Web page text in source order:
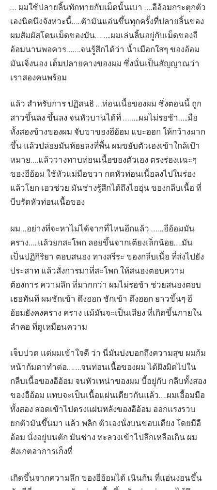
… ผมใช้ปลายลิ้นทักทายกับเม็ดนั้นเบา ….อีอ้อมกระตุกตัว
เองนิดนึงจังหวะนี้…..ตัวมันแอ่นขึ้นทุกครั้งที่ปลายลิ้นของ
ผมสัมผัสโดนเม็ดของมัน……..ผมเล่นลิ้นอยู่กับเม็ดของอี
อ้อมนานพอควร…….จนรู้สึกได้ว่า น้ำเมือกใสๆ ของอ้อม
มันเจิ่งนอง เต็มปลายคางของผม ซึ่งนั่นเป็นสัญญาณว่า
เราสองคนพร้อม
แล้ว สำหรับการ ปฏิสนธิ …ท่อนเนื้อของผม ซึ่งตอนนี้ ถูก
สาวขึ้นลง ขึ้นลง จนหัวบานได้ที่ ……..ผมไม่รอช้า…..มือ
ทั้งสองข้างของผม จับขาของอีอ้อม แบะออก ให้กว้างมาก
ขึ้น แล้วปล่อยมันห้อยลงที่พื้น ผมขยับตัวเองเข้าใกล้เป้า
หมาย….แล้ววางทาบท่อนเนื้อของตัวเอง ตรงร่องแฉะๆ
ของอีอ้อม ใช้หัวแม่มือขวา กดหัวท่อนเนื้อลงไปในร่อง
แล้วโยก เอวช่วย มันช่างรู้สึกได้ถึงไออุ่น ของกลีบเนื้อ ที่
บีบรัดหัวท่อนเนื้อของ
ผม…อย่างที่จะหาไม่ได้จากที่ไหนอีกแล้ว ……อีอ้อมมัน
คราง…..แล้วยกสะโพก ลอยขึ้นจากเตียงเล็กน้อย….มัน
เป็นปฏิกิริยา ตอบสนอง ทางสรีระ ของกลีบเนื้อ ที่ส่งไปยัง
ประสาท แล้วสั่งการมาที่สะโพก ให้สนองตอบความ
ต้องการ ความลึก ที่มากกว่า ผมไม่รอช้า ช่วยสนองตอบ
เธอทันที ผมชักเข้า ดึงออก ชักเข้า ดึงออก ยาวขึ้นๆ อี
อ้อมยังคงคราง คราง แม้มันจะเป็นเสียง ที่เกิดขึ้นภายใน
ลำคอ ที่ดูเหมือนความ
เจ็บปวด แต่ผมเข้าใจดี ว่า นี่มันบ่งบอกถึงความสุข ผมก้ม
หน้าก้มตาทำต่อ…….จนท่อนเนื้อของผม ได้ฝังมิดไปใน
กลีบเนื้อของอีอ้อม จนหัวเหน่าของผม บี้อยู่กับ กลีบทั้งสอง
ของอีอ้อม แทบจะเป็นเนื้อแผ่นเดียวกันแล้ว….ผมเอื้อมมือ
ทั้งสอง สอดเข้าไปตรงแผ่นหลังของอีอ้อม ออกแรงรวบ
ยกตัวมันขึ้นมา แล้ว พลิก ตัวเองนั่งบนขอบเตียง โดยมีอี
อ้อม นั่งอยู่บนตัก มันช่าง ทะลวงเข้าไปลึกเหลือเกิน ผม
สังเกตอาการเก็งที่
เกิดขึ้นจากความลึก ของอีอ้อมได้ เนินก้น ที่แอ่นงอนขึ้น